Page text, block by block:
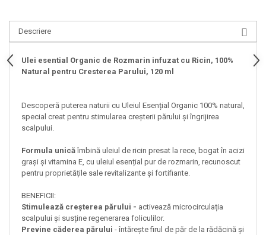
Descriere
Ulei esential Organic de Rozmarin infuzat cu Ricin, 100%
Natural pentru Cresterea Parului, 120 ml
Descoperă puterea naturii cu Uleiul Esențial Organic 100% natural,
special creat pentru stimularea creșterii părului și îngrijirea
scalpului.
Formula unicăîmbină uleiul de ricin presat la rece, bogat în acizi
grași și vitamina E, cu uleiul esențial pur de rozmarin, recunoscut
pentru proprietățile sale revitalizante și fortifiante.
BENEFICII:
Stimulează creșterea părului - activează microcirculația
scalpului și susține regenerarea foliculilor.
Previne căderea părului - întărește firul de păr de la rădăcină și